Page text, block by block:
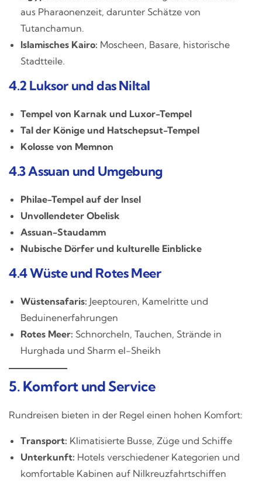
aus Pharaonenzeit, darunter Schätze von
Tutanchamun.
Islamisches Kairo: Moscheen, Basare, historische
Stadtteile.
4.2 Luksor und das Niltal
Tempel von Karnak und Luxor-Tempel
Tal der Könige und Hatschepsut-Tempel
Kolosse von Memnon
4.3 Assuan und Umgebung
Philae-Tempel auf der Insel
Unvollendeter Obelisk
Assuan-Staudamm
Nubische Dörfer und kulturelle Einblicke
4.4 Wüste und Rotes Meer
Wüstensafaris: Jeeptouren, Kamelritte und
Beduinenerfahrungen
Rotes Meer: Schnorcheln, Tauchen, Strände in
Hurghada und Sharm el-Sheikh
5. Komfort und Service
Rundreisen bieten in der Regel einen hohen Komfort:
Transport: Klimatisierte Busse, Züge und Schiffe
Unterkunft: Hotels verschiedener Kategorien und
komfortable Kabinen auf Nilkreuzfahrtschiffen